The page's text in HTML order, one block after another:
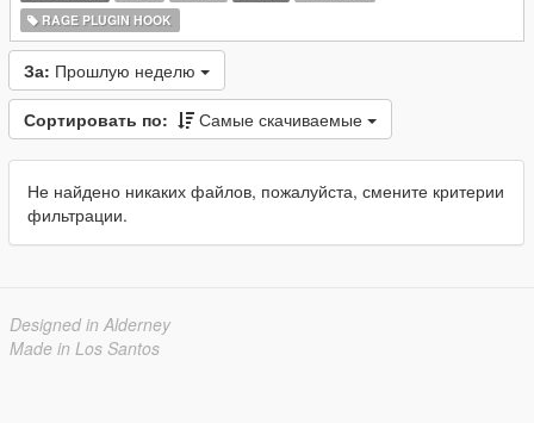
RAGE PLUGIN HOOK
За: Прошлую неделю
Сортировать по: Самые скачиваемые
Не найдено никаких файлов, пожалуйста, смените критерии
фильтрации.
Designed in Alderney
Made in Los Santos